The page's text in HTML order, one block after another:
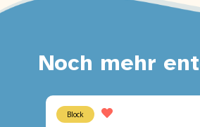
Noch mehr
Block